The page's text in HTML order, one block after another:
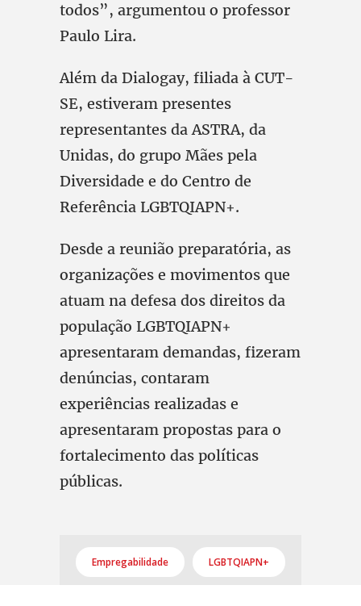
todos”, argumentou o professor
Paulo Lira.
Além da Dialogay, filiada à CUT-
SE, estiveram presentes
representantes da ASTRA, da
Unidas, do grupo Mães pela
Diversidade e do Centro de
Referência LGBTQIAPN+.
Desde a reunião preparatória, as
organizações e movimentos que
atuam na defesa dos direitos da
população LGBTQIAPN+
apresentaram demandas, fizeram
denúncias, contaram
experiências realizadas e
apresentaram propostas para o
fortalecimento das políticas
públicas.
Empregabilidade LGBTQIAPN+